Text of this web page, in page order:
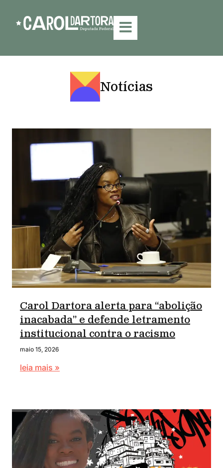
Notícias
Carol Dartora alerta para “abolição
inacabada” e defende letramento
institucional contra o racismo
maio 15, 2026
leia mais »